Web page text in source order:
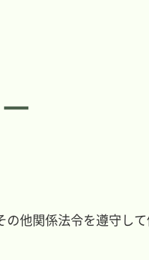
他関係法令を遵守し